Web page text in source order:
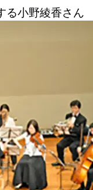
る小野綾香さん